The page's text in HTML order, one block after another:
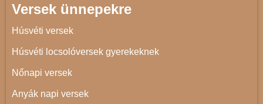
Versek ünnepekre
Húsvéti versek
Húsvéti locsolóversek gyerekeknek
Nőnapi versek
Anyák napi versek